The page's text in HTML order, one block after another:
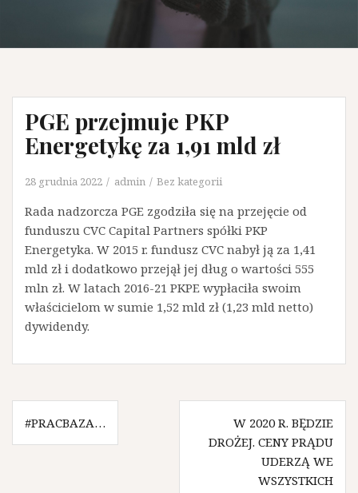
PGE przejmuje PKP
Energetykę za 1,91 mld zł
28 grudnia 2022 admin Bez kategorii
Rada nadzorcza PGE zgodziła się na przejęcie od
funduszu CVC Capital Partners spółki PKP
Energetyka. W 2015 r. fundusz CVC nabył ją za 1,41
mld zł i dodatkowo przejął jej dług o wartości 555
mln zł. W latach 2016-21 PKPE wypłaciła swoim
właścicielom w sumie 1,52 mld zł (1,23 mld netto)
dywidendy.
N
#PRACBAZA…
W 2020 R. BĘDZIE
DROŻEJ. CENY PRĄDU
UDERZĄ WE
WSZYSTKICH